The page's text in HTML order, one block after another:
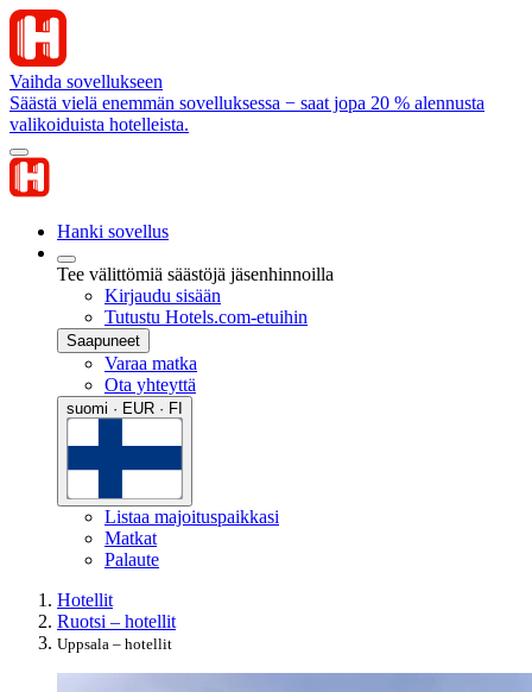
Vaihda sovellukseen
Säästä vielä enemmän sovelluksessa − saat jopa 20 % alennusta
valikoiduista hotelleista.
Hanki sovellus
Tee välittömiä säästöjä jäsenhinnoilla
Kirjaudu sisään
Tutustu Hotels.com-etuihin
Saapuneet
Varaa matka
Ota yhteyttä
suomi · EUR · FI
Listaa majoituspaikkasi
Matkat
Palaute
Hotellit
Ruotsi – hotellit
Uppsala – hotellit